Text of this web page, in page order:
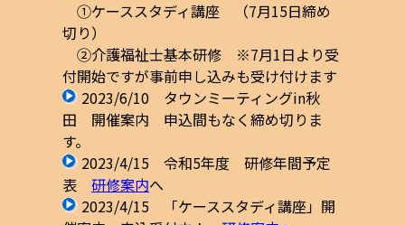
①ケーススタディ講座 （7月15日締め
切り）
②介護福祉士基本研修 ※7月1日より受
付開始ですが事前申し込みも受け付けます
2023/6/10 タウンミーティングin秋
田 開催案内 申込間もなく締め切りま
す。
2023/4/15 令和5年度 研修年間予定
表 研修案内へ
2023/4/15 「ケーススタディ講座」開